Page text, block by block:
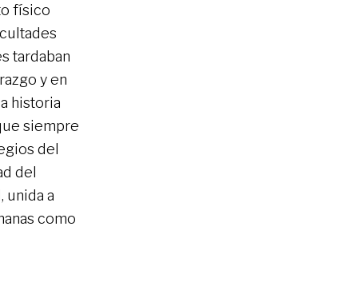
físico
tardaban
y en
historia
siempre
del
del
unida a
como